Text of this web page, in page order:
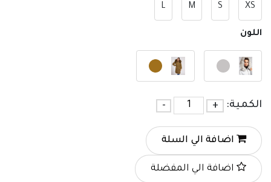
XS
S
M
L
اللون
الكمية: +
-
اضافة الي السلة
اضافة الي المفضلة